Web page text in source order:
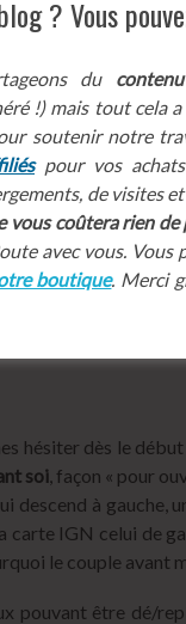
hésiter dès le
soi, façon « pour
à gauche,
IGN celui de
le couple
pouvant être dé/
? Vous
du
!) mais tout cela
soutenir notre
pour vos
de visites
vous coûtera rien de
avec vous.
boutique. Merci